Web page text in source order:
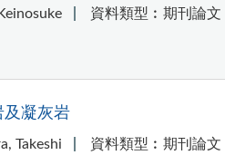
資料類型︰期刊論文
及凝灰岩
Takeshi 資料類型︰期刊論文